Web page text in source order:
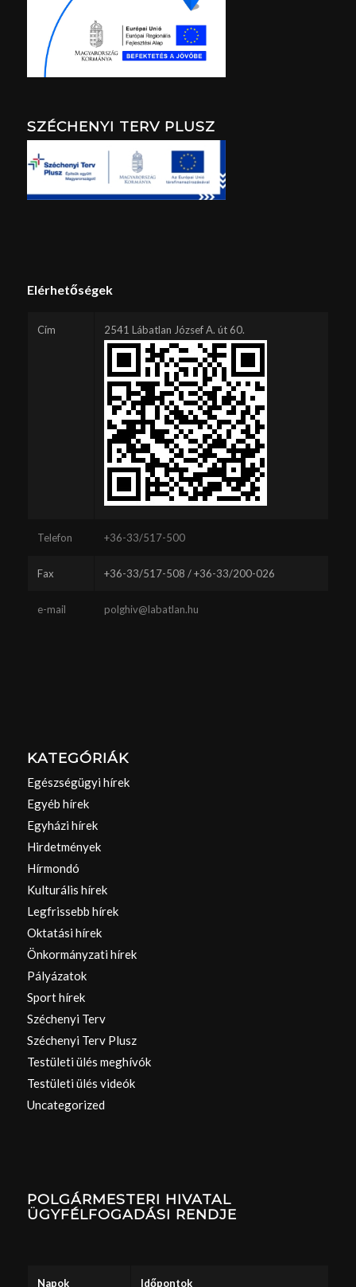
SZÉCHENYI TERV PLUSZ
Elérhetőségek
Cím 2541 Lábatlan József A. út 60.
Telefon +36-33/517-500
Fax +36-33/517-508 / +36-33/200-026
e-mail polghiv@labatlan.hu
KATEGÓRIÁK
Egészségügyi hírek
Egyéb hírek
Egyházi hírek
Hirdetmények
Hírmondó
Kulturális hírek
Legfrissebb hírek
Oktatási hírek
Önkormányzati hírek
Pályázatok
Sport hírek
Széchenyi Terv
Széchenyi Terv Plusz
Testületi ülés meghívók
Testületi ülés videók
Uncategorized
POLGÁRMESTERI HIVATAL
ÜGYFÉLFOGADÁSI RENDJE
Napok Időpontok